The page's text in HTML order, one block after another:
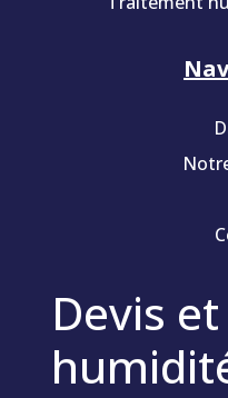
Devis